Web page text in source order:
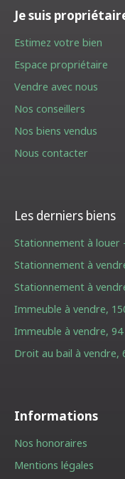
Je suis
Estimez votre bien
Espace propriétaire
Vendre avec nous
Nos conseillers
Nos biens vendus
Nous contacter
Les derniers biens
Stationnement à louer
Stationnement à
Stationnement à
Immeuble à vendre,
Immeuble à vendre,
Droit au bail à vendre,
Informations
Nos honoraires
Mentions légales